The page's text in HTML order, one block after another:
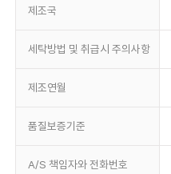
제조국
세탁방법 및 취급시 주의사항
제조연월
품질보증기준
A/S 책임자와 전화번호